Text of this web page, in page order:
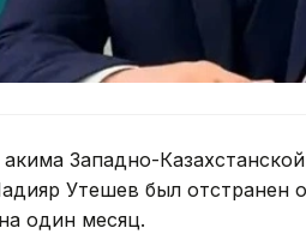
Западно-
Утешев был отстранен
один месяц.